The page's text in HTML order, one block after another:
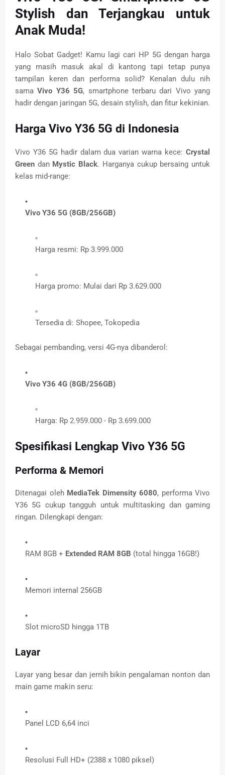
Stylish dan Terjangkau untuk
Anak Muda!
Halo Sobat Gadget! Kamu lagi cari HP 5G dengan harga
yang masih masuk akal di kantong tapi tetap punya
tampilan keren dan performa solid? Kenalan dulu nih
samaVivo Y36 5G, smartphone terbaru dari Vivo yang
hadir dengan jaringan 5G, desain stylish, dan fitur kekinian.
Harga Vivo Y36 5G di Indonesia
Vivo Y36 5G hadir dalam dua varian warna kece: Crystal
Green dan Mystic Black. Harganya cukup bersaing untuk
kelas mid-range:
Vivo Y36 5G (8GB/256GB)
Harga resmi: Rp 3.999.000
Harga promo: Mulai dari Rp 3.629.000
Tersedia di: Shopee, Tokopedia
Sebagai pembanding, versi 4G-nya dibanderol:
Vivo Y36 4G (8GB/256GB)
Harga: Rp 2.959.000 - Rp 3.699.000
Spesifikasi Lengkap Vivo Y36 5G
Performa & Memori
Ditenagai oleh MediaTek Dimensity 6080, performa Vivo
Y36 5G cukup tangguh untuk multitasking dan gaming
ringan. Dilengkapi dengan:
RAM 8GB + Extended RAM 8GB (total hingga 16GB!)
Memori internal 256GB
Slot microSD hingga 1TB
Layar
Layar yang besar dan jernih bikin pengalaman nonton dan
main game makin seru:
Panel LCD 6,64 inci
Resolusi Full HD+ (2388 x 1080 piksel)